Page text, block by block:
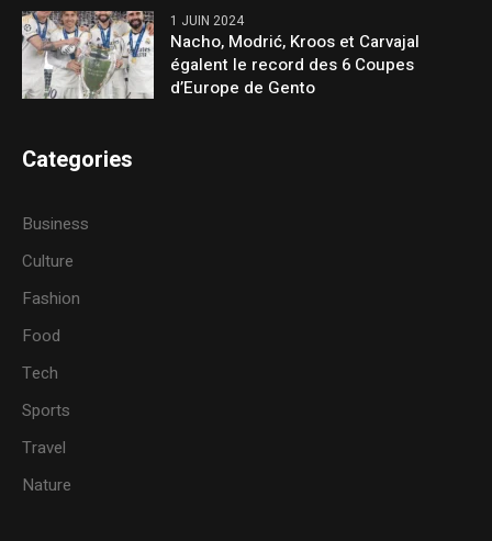
1 JUIN 2024
Nacho, Modrić, Kroos et Carvajal
égalent le record des 6 Coupes
d’Europe de Gento
Categories
Business
Culture
Fashion
Food
Tech
Sports
Travel
Nature